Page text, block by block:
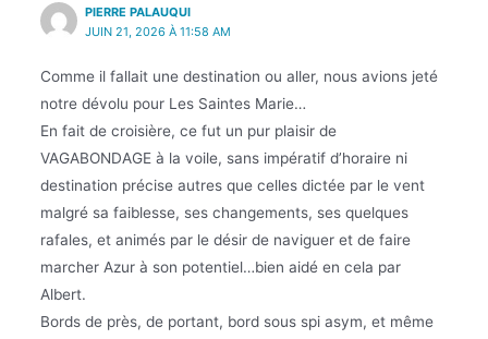
PIERRE PALAUQUI
JUIN 21, 2026 À 11:58 AM
Comme il fallait une destination ou aller, nous avions jeté
notre dévolu pour Les Saintes Marie…
En fait de croisière, ce fut un pur plaisir de
VAGABONDAGE à la voile, sans impératif d’horaire ni
destination précise autres que celles dictée par le vent
malgré sa faiblesse, ses changements, ses quelques
rafales, et animés par le désir de naviguer et de faire
marcher Azur à son potentiel…bien aidé en cela par
Albert.
Bords de près, de portant, bord sous spi asym, et même